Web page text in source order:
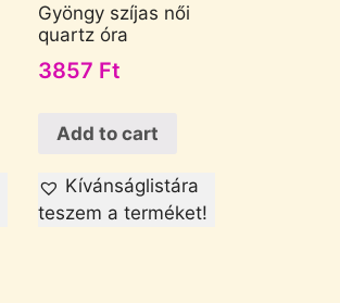
Gyöngy szíjas női
quartz óra
3857 Ft
Add to cart
Kívánságlistára
teszem a terméket!